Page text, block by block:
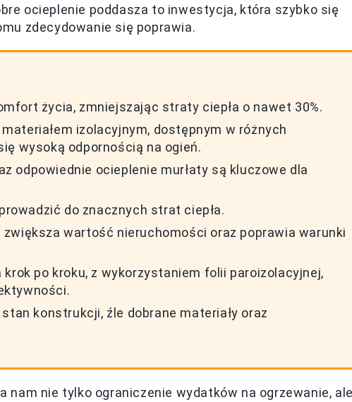
ocieplenie poddasza to inwestycja, która szybko się
zdecydowanie się poprawia.
życia, zmniejszając straty ciepła o nawet 30%.
izolacyjnym, dostępnym w różnych
wysoką odpornością na ogień.
odpowiednie ocieplenie murłaty są kluczowe dla
do znacznych strat ciepła.
wartość nieruchomości oraz poprawia warunki
po kroku, z wykorzystaniem folii paroizolacyjnej,
konstrukcji, źle dobrane materiały oraz
nam nie tylko ograniczenie wydatków na ogrzewanie,